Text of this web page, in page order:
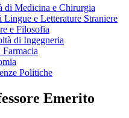
di Medicina e Chirurgia
e Letterature Straniere
e Filosofia
di Ingegneria
Politiche
Emerito